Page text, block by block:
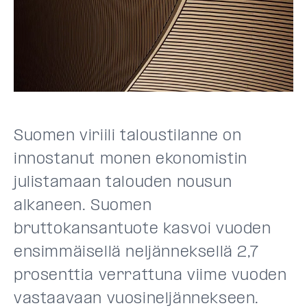
Suomen viriili taloustilanne on
innostanut monen ekonomistin
julistamaan talouden nousun
alkaneen. Suomen
bruttokansantuote kasvoi vuoden
ensimmäisellä neljänneksellä 2,7
prosenttia verrattuna viime vuoden
vastaavaan vuosineljännekseen.